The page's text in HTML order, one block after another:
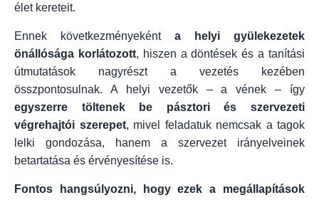
élet kereteit.
Ennek következményeként a helyi gyülekezetek
önállósága korlátozott, hiszen a döntések és a tanítási
útmutatások nagyrészt a vezetés kezében
összpontosulnak. A helyi vezetők – a vének – így
egyszerre töltenek be pásztori és szervezeti
végrehajtói szerepet, mivel feladatuk nemcsak a tagok
lelki gondozása, hanem a szervezet irányelveinek
betartatása és érvényesítése is.
Fontos hangsúlyozni, hogy ezek a megállapítások